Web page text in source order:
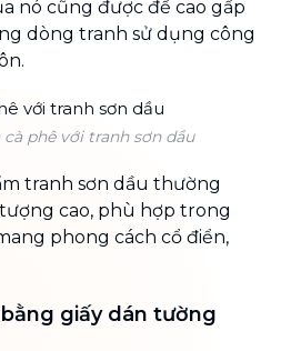
nó cũng được đề cao gấp
dòng tranh sử dụng công
phê với tranh sơn dầu
tranh sơn dầu thường
cao, phù hợp trong
phong cách cổ điển,
giấy dán tường